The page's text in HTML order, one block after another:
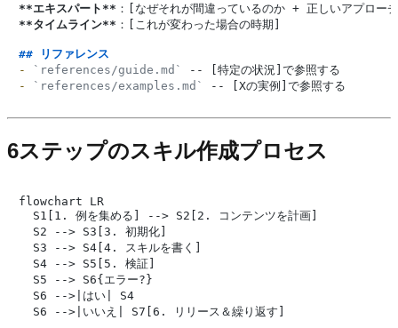
**エキスパート**
**タイムライン** ：[これが変わった場合の時期]
## リファレンス
-
`references/guide.md`
-
`references/examples.md`
6ステップのスキル作成プロセス
flowchart LR
  S1[1. 例を集める] --> S2[2. コンテンツを計画]
  S2 --> S3[3. 初期化]
  S3 --> S4[4. スキルを書く]
  S4 --> S5[5. 検証]
  S5 --> S6{エラー?}
  S6 -->|はい| S4